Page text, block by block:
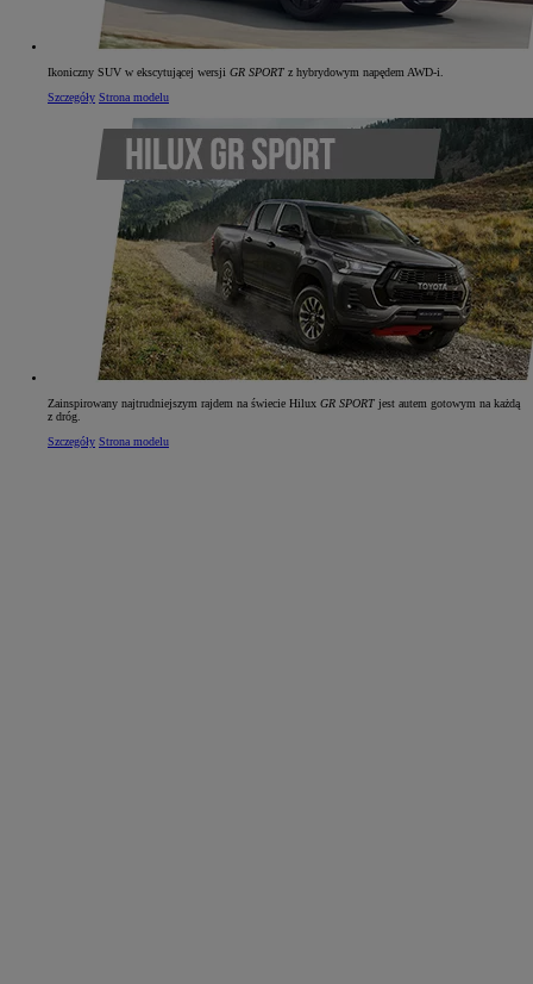
Ikoniczny SUV w ekscytującej wersji GR SPORT z hybrydowym napędem AWD‑i.
Szczegóły Strona modelu
Zainspirowany najtrudniejszym rajdem na świecie Hilux GR SPORT jest autem gotowym na każdą
z dróg.
Szczegóły Strona modelu